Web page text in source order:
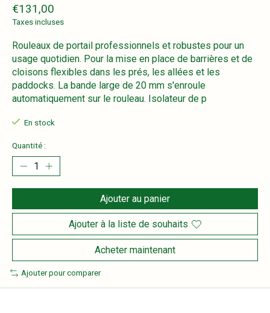
€131,00
Taxes incluses
Rouleaux de portail professionnels et robustes pour un
usage quotidien. Pour la mise en place de barrières et de
cloisons flexibles dans les prés, les allées et les
paddocks. La bande large de 20 mm s'enroule
automatiquement sur le rouleau. Isolateur de p
En stock
Quantité :
Ajouter au panier
Ajouter à la liste de souhaits
Acheter maintenant
Ajouter pour comparer